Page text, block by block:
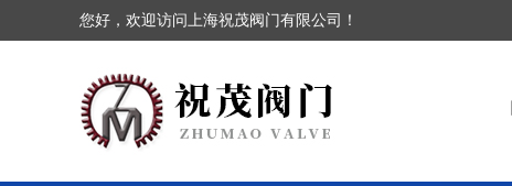
您好，欢迎访问上海祝茂阀门有限公司！